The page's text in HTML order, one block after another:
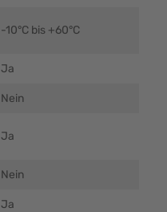
-10°C bis +60°C
Ja
Nein
Ja
Nein
Ja